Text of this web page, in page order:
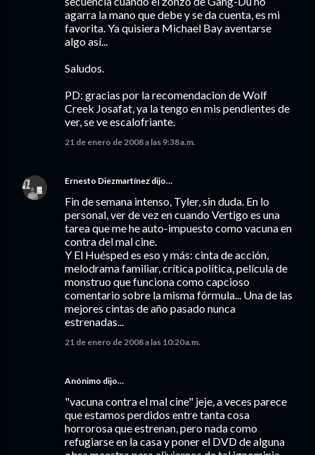
agarra la mano que debe y se da cuenta, es mi
favorita. Ya quisiera Michael Bay aventarse
algo así...
Saludos.
PD: gracias por la recomendacion de Wolf
Creek Josafat, ya la tengo en mis pendientes de
ver, se ve escalofriante.
21 de enero de 2008 a las 9:38 a.m.
Ernesto Diezmartínez dijo…
Fin de semana intenso, Tyler, sin duda. En lo
personal, ver de vez en cuando Vertigo es una
tarea que me he auto-impuesto como vacuna en
contra del mal cine.
Y El Huésped es eso y más: cinta de acción,
melodrama familiar, crítica política, película de
monstruo que funciona como capcioso
comentario sobre la misma fórmula... Una de las
mejores cintas de año pasado nunca
estrenadas...
21 de enero de 2008 a las 10:20 a.m.
Anónimo dijo…
"vacuna contra el mal cine" jeje, a veces parece
que estamos perdidos entre tanta cosa
horrorosa que estrenan, pero nada como
refugiarse en la casa y poner el DVD de alguna